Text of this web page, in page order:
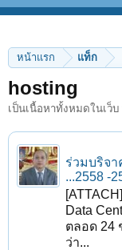
หน้าแรก แท็ก
hosting
เป็นเนื้อหาทั้งหมดในเว็
ร่วมบริจา
...2558 -
Data
ตลอด 24
ว่า...